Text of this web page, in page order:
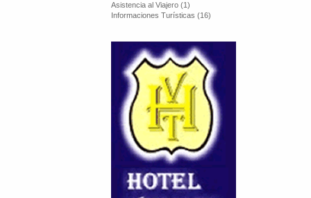
Asistencia al Viajero (1)
Informaciones Turísticas (16)